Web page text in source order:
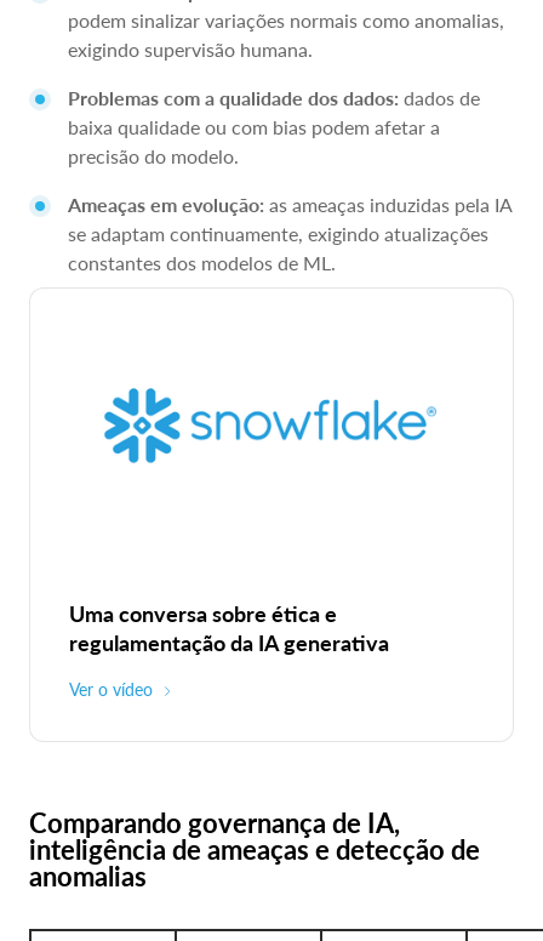
podem sinalizar variações normais como anomalias,
exigindo supervisão humana.
Problemas com a qualidade dos dados: dados de
baixa qualidade ou com bias podem afetar a
precisão do modelo.
Ameaças em evolução: as ameaças induzidas pela IA
se adaptam continuamente, exigindo atualizações
constantes dos modelos de ML.
Uma conversa sobre ética e
regulamentação da IA generativa
Ver o vídeo
Comparando governança de IA,
inteligência de ameaças e detecção de
anomalias